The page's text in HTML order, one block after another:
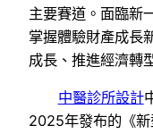
主要賽道。面臨新
掌握體驗財產成長
成長、推進經濟轉
中醫診所設計
2025年發布的《新